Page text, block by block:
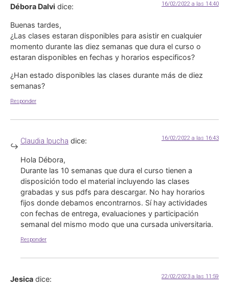
Débora Dalvi dice: 16/02/2022 a las 14:40
Buenas tardes,
¿Las clases estaran disponibles para asistir en cualquier
momento durante las diez semanas que dura el curso o
estaran disponibles en fechas y horarios especificos?
¿Han estado disponibles las clases durante más de diez
semanas?
Responder
Claudia Ipucha dice: 16/02/2022 a las 16:43
Hola Débora,
Durante las 10 semanas que dura el curso tienen a
disposición todo el material incluyendo las clases
grabadas y sus pdfs para descargar. No hay horarios
fijos donde debamos encontrarnos. Sí hay actividades
con fechas de entrega, evaluaciones y participación
semanal del mismo modo que una cursada universitaria.
Responder
Jesica dice: 22/02/2023 a las 11:59